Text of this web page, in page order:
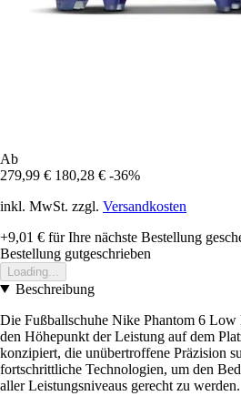
Ab
279,99 € 180,28 € -36%
inkl. MwSt. zzgl. Versandkosten
+9,01 € für Ihre nächste Bestellung
Bestellung gutgeschrieben
Loading...
Beschreibung
Die Fußballschuhe Nike Phantom 6 Low
den Höhepunkt der Leistung auf dem
konzipiert, die unübertroffene Präzision
fortschrittliche Technologien, um den
aller Leistungsniveaus gerecht zu werden.